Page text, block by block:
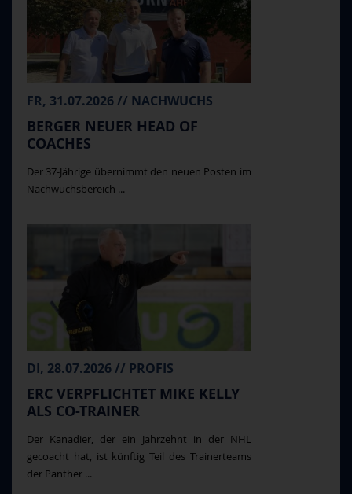
FR, 31.07.2026 // NACHWUCHS
BERGER NEUER HEAD OF
COACHES
Der 37-Jährige übernimmt den neuen Posten im
Nachwuchsbereich ...
DI, 28.07.2026 // PROFIS
ERC VERPFLICHTET MIKE KELLY
ALS CO-TRAINER
Der Kanadier, der ein Jahrzehnt in der NHL
gecoacht hat, ist künftig Teil des Trainerteams
der Panther ...